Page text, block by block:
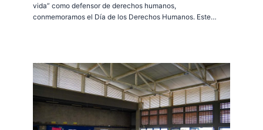
vida” como defensor de derechos humanos,
conmemoramos el Día de los Derechos Humanos. Este…